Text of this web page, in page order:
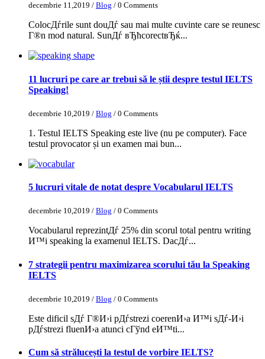
decembrie 11,2019 / Blog / 0 Comments
ColocДѓrile sunt douДѓ sau mai multe cuvinte care se reunesc
Г®n mod natural. SunДѓ вЂћcorectвЂќ...
11 lucruri pe care ar trebui să le știi despre testul IELTS
Speaking!
decembrie 10,2019 / Blog / 0 Comments
1. Testul IELTS Speaking este live (nu pe computer). Face
testul provocator și un examen mai bun...
5 lucruri vitale de notat despre Vocabularul IELTS
decembrie 10,2019 / Blog / 0 Comments
Vocabularul reprezintДѓ 25% din scorul total pentru writing
И™i speaking la examenul IELTS. DacДѓ...
7 strategii pentru maximizarea scorului tău la Speaking
IELTS
decembrie 10,2019 / Blog / 0 Comments
Este dificil sДѓ Г®И›i pДѓstrezi coerenИ›a И™i sДѓ-И›i
pДѓstrezi fluenИ›a atunci cГўnd eИ™ti...
Cum să strălucești la testul de vorbire IELTS?